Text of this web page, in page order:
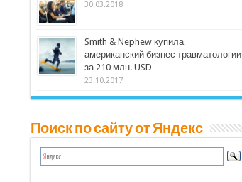
30.03.2018
Smith & Nephew купила
американский бизнес травматологии
за 210 млн. USD
23.10.2017
Поиск по сайту от Яндекс